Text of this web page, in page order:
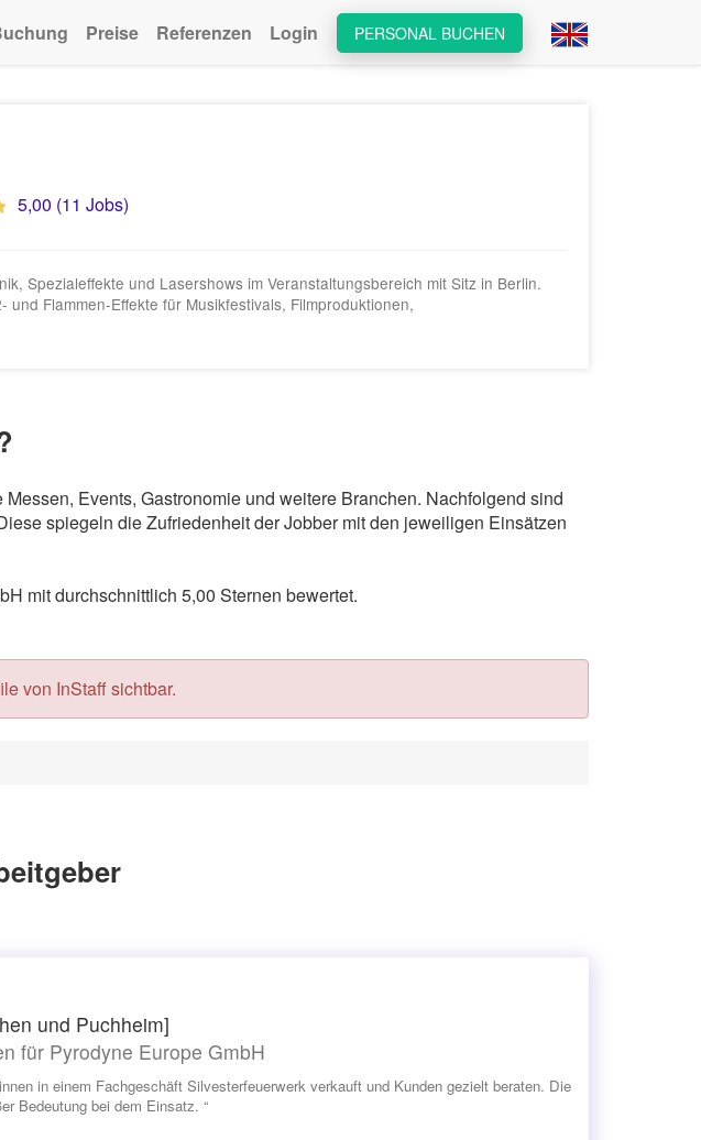
PERSONAL BUCHEN
Preise Referenzen Login
5,00 (11 Jobs)
Spezialeffekte und Lasershows im Veranstaltungsbereich mit Sitz in Berlin.
Flammen-Effekte für Musikfestivals, Filmproduktionen,
Events, Gastronomie und weitere Branchen. Nachfolgend sind
spiegeln die Zufriedenheit der Jobber mit den jeweiligen Einsätzen
mit durchschnittlich 5,00 Sternen bewertet.
von InStaff sichtbar.
und Puchheim]
für Pyrodyne Europe GmbH
in einem Fachgeschäft Silvesterfeuerwerk verkauft und Kunden gezielt beraten. Die
Bedeutung bei dem Einsatz. “